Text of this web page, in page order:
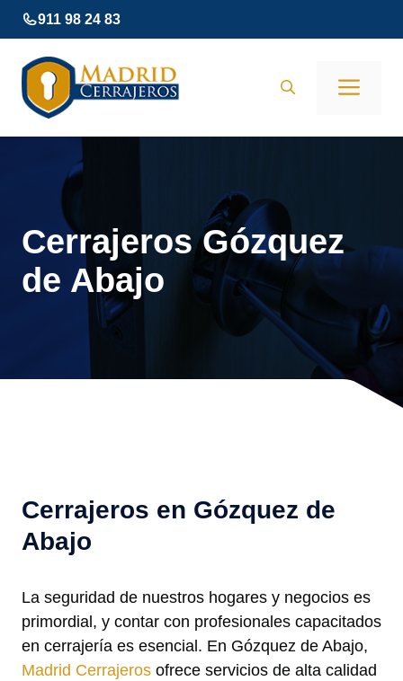
Saltar
al
contenido
911 98 24 83
Cerrajeros Gózquez
de Abajo
Cerrajeros en Gózquez de
Abajo
La seguridad de nuestros hogares y negocios es
primordial, y contar con profesionales capacitados
en cerrajería es esencial. En Gózquez de Abajo,
Madrid Cerrajeros ofrece servicios de alta calidad